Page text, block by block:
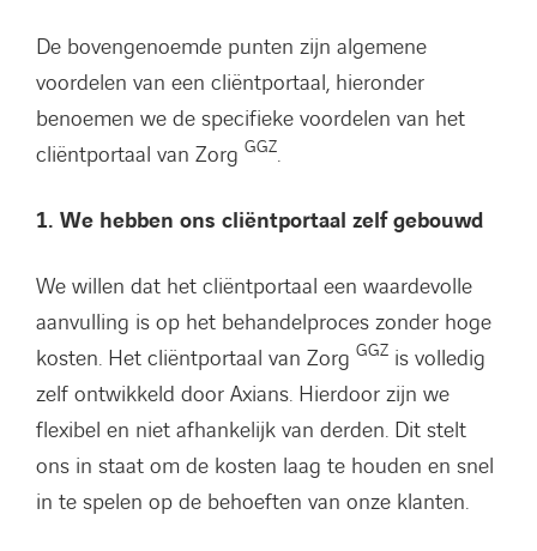
De bovengenoemde punten zijn algemene
voordelen van een cliëntportaal, hieronder
benoemen we de specifieke voordelen van het
cliëntportaal van Zorg GGZ.
1. We hebben ons cliëntportaal zelf gebouwd
We willen dat het cliëntportaal een waardevolle
aanvulling is op het behandelproces zonder hoge
kosten. Het cliëntportaal van Zorg GGZ is volledig
zelf ontwikkeld door Axians. Hierdoor zijn we
flexibel en niet afhankelijk van derden. Dit stelt
ons in staat om de kosten laag te houden en snel
in te spelen op de behoeften van onze klanten.